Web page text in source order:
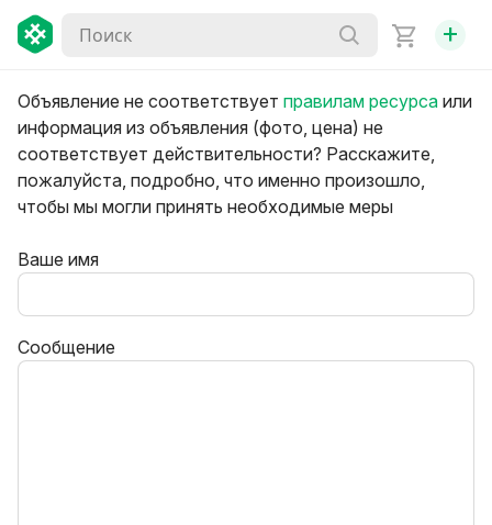
+
Объявление не соответствует правилам ресурса или
информация из объявления (фото, цена) не
соответствует действительности? Расскажите,
пожалуйста, подробно, что именно произошло,
чтобы мы могли принять необходимые меры
Ваше имя
Сообщение